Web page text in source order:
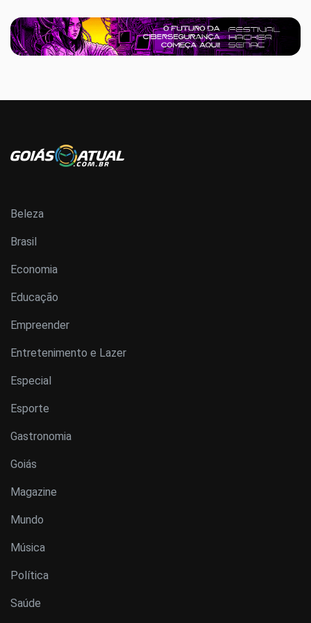
Beleza
Brasil
Economia
Educação
Empreender
Entretenimento e Lazer
Especial
Esporte
Gastronomia
Goiás
Magazine
Mundo
Música
Política
Saúde